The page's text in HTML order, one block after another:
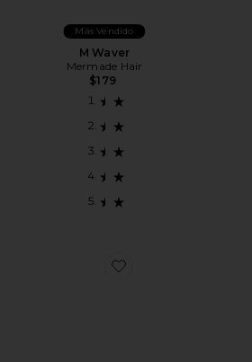
Más Vendido
M Waver
Mermade Hair
$179
Favorite LIMPIADOR DE